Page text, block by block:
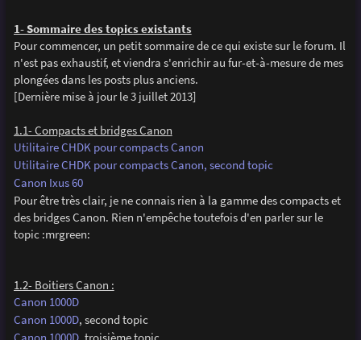
1- Sommaire des topics existants
Pour commencer, un petit sommaire de ce qui existe sur le forum. Il
n'est pas exhaustif, et viendra s'enrichir au fur-et-à-mesure de mes
plongées dans les posts plus anciens.
[Dernière mise à jour le 3 juillet 2013]
1.1- Compacts et bridges Canon
Utilitaire CHDK pour compacts Canon
Utilitaire CHDK pour compacts Canon, second topic
Canon Ixus 60
Pour être très clair, je ne connais rien à la gamme des compacts et
des bridges Canon. Rien n'empêche toutefois d'en parler sur le
topic :mrgreen:
1.2- Boitiers Canon :
Canon 1000D
Canon 1000D, second topic